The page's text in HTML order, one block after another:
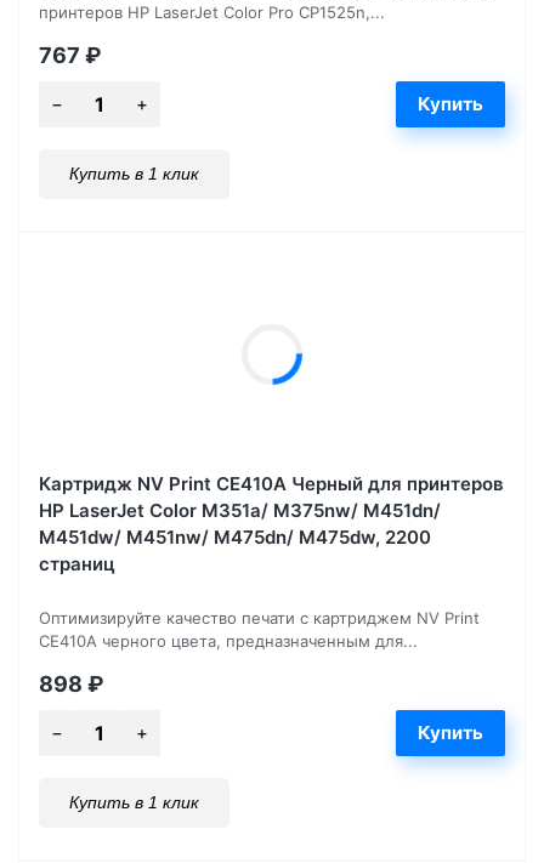
принтеров HP LaserJet Color Pro CP1525n,...
767 ₽
Купить в 1 клик
Картридж NV Print CE410A Черный для принтеров
HP LaserJet Color M351a/ M375nw/ M451dn/
M451dw/ M451nw/ M475dn/ M475dw, 2200
страниц
Оптимизируйте качество печати с картриджем NV Print
CE410A черного цвета, предназначенным для...
898 ₽
Купить в 1 клик